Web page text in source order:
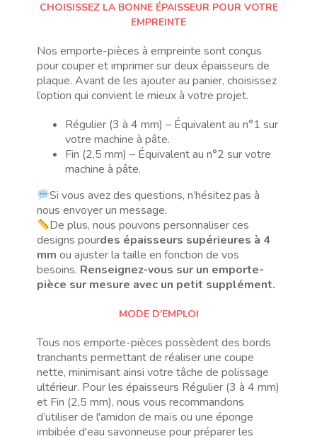
CHOISISSEZ LA BONNE ÉPAISSEUR POUR VOTRE
EMPREINTE
Nos emporte-pièces à empreinte sont conçus
pour couper et imprimer sur deux épaisseurs de
plaque. Avant de les ajouter au panier, choisissez
l’option qui convient le mieux à votre projet.
Régulier (3 à 4 mm) – Équivalent au n°1 sur
votre machine à pâte.
Fin (2,5 mm) – Équivalent au n°2 sur votre
machine à pâte.
Si vous avez des questions, n’hésitez pas à
nous envoyer un message.
De plus, nous pouvons personnaliser ces
designs pourdes épaisseurs supérieures à 4
mm ou ajuster la taille en fonction de vos
besoins. Renseignez-vous sur un emporte-
pièce sur mesure avec un petit supplément.
MODE D'EMPLOI
Tous nos emporte-pièces possèdent des bords
tranchants permettant de réaliser une coupe
nette, minimisant ainsi votre tâche de polissage
ultérieur. Pour les épaisseurs Régulier (3 à 4 mm)
et Fin (2,5 mm), nous vous recommandons
d’utiliser de l'amidon de maïs ou une éponge
imbibée d'eau savonneuse pour préparer les